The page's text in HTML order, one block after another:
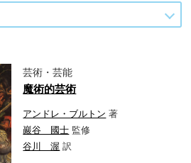
芸術・芸能
魔術的芸術
アンドレ・ブルトン 著
巖谷 國士 監修
谷川 渥 訳